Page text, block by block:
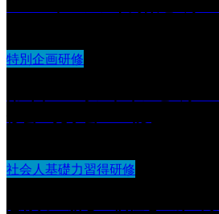
特別企画研修
社会人基礎力習得研修